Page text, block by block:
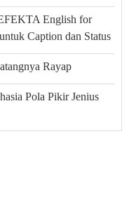
English for
Caption dan Status
Rayap
Pola Pikir Jenius